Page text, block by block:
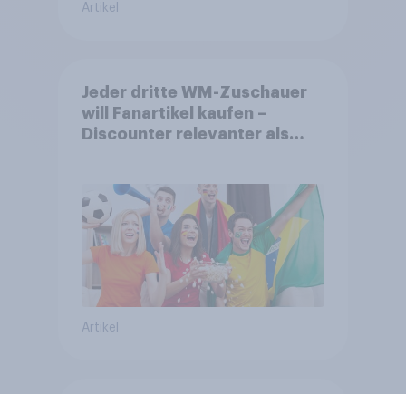
Artikel
Jeder dritte WM-Zuschauer
will Fanartikel kaufen –
Discounter relevanter als
Artikel